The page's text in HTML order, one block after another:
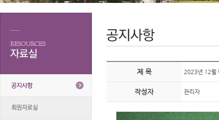
제 목 2023년 12월
작성자 관리자